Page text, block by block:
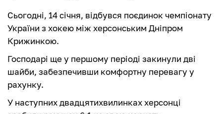
Сьогодні, 14 січня, відбувся поєдинок чемпіонату
України з хокею між херсонським Дніпром
Крижинкою.
Господарі ще у першому періоді закинули дві
шайби, забезпечивши комфортну перевагу у
рахунку.
У наступних двадцятихвилинках херсонці